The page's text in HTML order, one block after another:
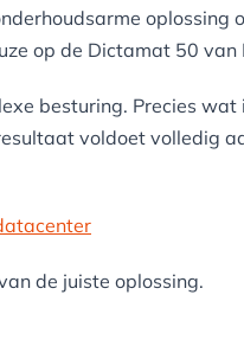
oplossing
op de Dictamat 50 van
besturing. Precies wat
voldoet volledig
de juiste oplossing.